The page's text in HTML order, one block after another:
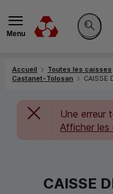
Menu
Accueil Toutes les caisses
Castanet-Tolosan
CAISSE
Une erreur
Afficher les
CAISSE